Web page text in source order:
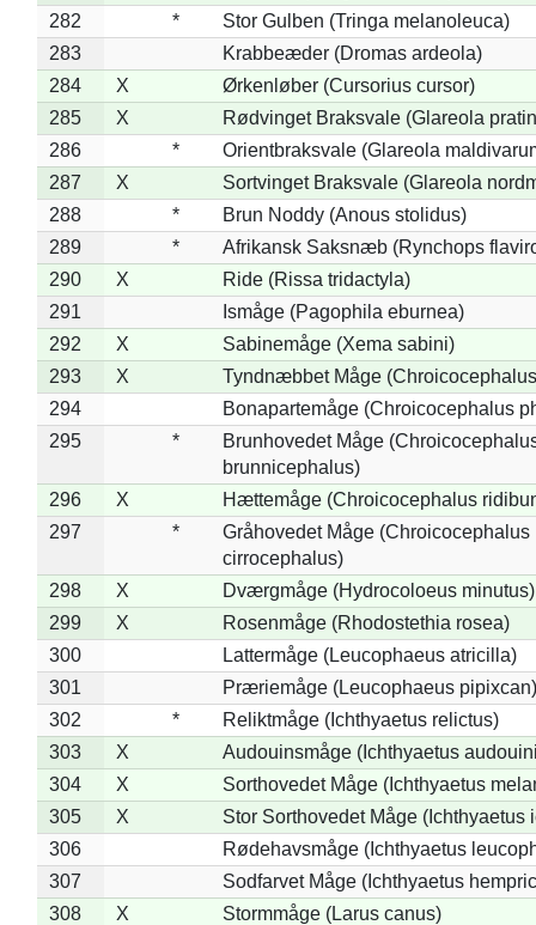
282
*
Stor Gulben (Tringa melanoleuca)
283
Krabbeæder (Dromas ardeola)
284
X
Ørkenløber (Cursorius cursor)
285
X
Rødvinget Braksvale (Glareola
286
*
Orientbraksvale (Glareola
287
X
Sortvinget Braksvale (Glareola
288
*
Brun Noddy (Anous stolidus)
289
*
Afrikansk Saksnæb (Rynchops
290
X
Ride (Rissa tridactyla)
291
Ismåge (Pagophila eburnea)
292
X
Sabinemåge (Xema sabini)
293
X
Tyndnæbbet Måge
294
Bonapartemåge (Chroicocephalus
295
*
Brunhovedet Måge
brunnicephalus)
296
X
Hættemåge (Chroicocephalus
297
*
Gråhovedet Måge (Chroicocephalus
cirrocephalus)
298
X
Dværgmåge (Hydrocoloeus minutus)
299
X
Rosenmåge (Rhodostethia rosea)
300
Lattermåge (Leucophaeus atricilla)
301
Præriemåge (Leucophaeus pipixcan)
302
*
Reliktmåge (Ichthyaetus relictus)
303
X
Audouinsmåge (Ichthyaetus
304
X
Sorthovedet Måge (Ichthyaetus
305
X
Stor Sorthovedet Måge (Ichthyaetus
306
Rødehavsmåge (Ichthyaetus
307
Sodfarvet Måge (Ichthyaetus
308
X
Stormmåge (Larus canus)